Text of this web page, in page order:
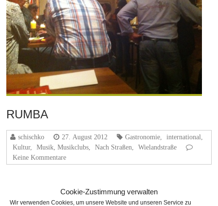
Cookie-Zustimmung verwalten
Wir verwenden Cookies, um unsere Website und unseren Service zu
RUMBA
schischko 27. August 2012 Gastronomie international
Kultur, Musik, Musikclubs Nach Straßen
Wielandstraße
Keine Kommentare